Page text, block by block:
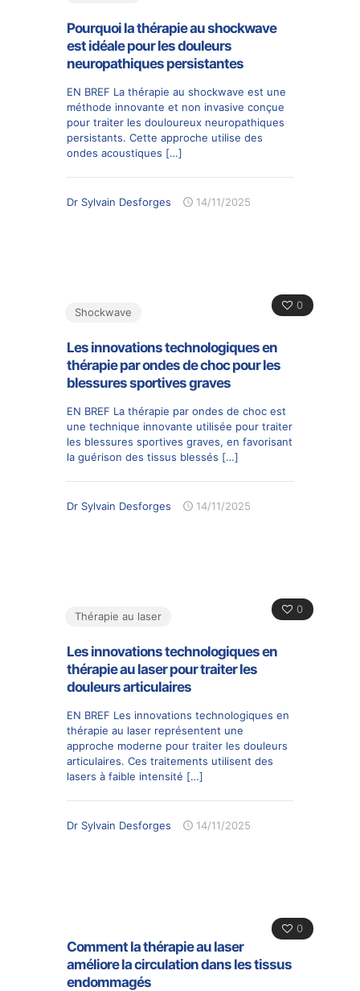
Pourquoi la thérapie au shockwave
est idéale pour les douleurs
neuropathiques persistantes
EN BREF La thérapie au shockwave est une
méthode innovante et non invasive conçue
pour traiter les douloureux neuropathiques
persistants. Cette approche utilise des
ondes acoustiques […]
Dr Sylvain Desforges 14/11/2025
0
Shockwave
Les innovations technologiques en
thérapie par ondes de choc pour les
blessures sportives graves
EN BREF La thérapie par ondes de choc est
une technique innovante utilisée pour traiter
les blessures sportives graves, en favorisant
la guérison des tissus blessés […]
Dr Sylvain Desforges 14/11/2025
0
Thérapie au laser
Les innovations technologiques en
thérapie au laser pour traiter les
douleurs articulaires
EN BREF Les innovations technologiques en
thérapie au laser représentent une
approche moderne pour traiter les douleurs
articulaires. Ces traitements utilisent des
lasers à faible intensité […]
Dr Sylvain Desforges 14/11/2025
0
Comment la thérapie au laser
améliore la circulation dans les tissus
endommagés